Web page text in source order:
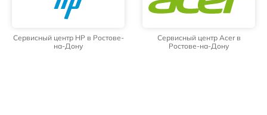
Сервисный центр HP в Ростове-
на-Дону
Сервисный центр Acer в
Ростове-на-Дону